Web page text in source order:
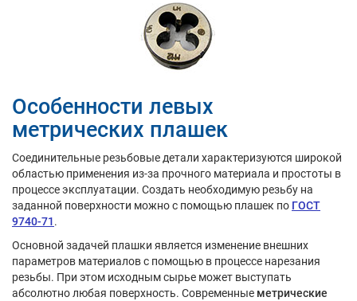
Особенности левых
метрических плашек
Соединительные резьбовые детали характеризуются широкой
областью применения из-за прочного материала и простоты в
процессе эксплуатации. Создать необходимую резьбу на
заданной поверхности можно с помощью плашек по ГОСТ
9740-71.
Основной задачей плашки является изменение внешних
параметров материалов с помощью в процессе нарезания
резьбы. При этом исходным сырье может выступать
абсолютно любая поверхность. Современные метрические